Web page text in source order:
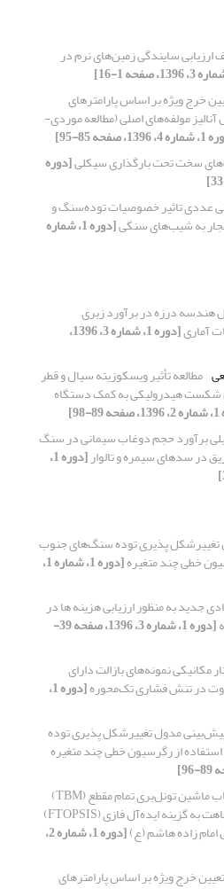
سایندگی زمین‌های نرم در
خرج ویژه بر اساس پارامترهای
مولفه‌های اصلی (مطالعه موردی-
صفحه 85-95]
سخت تحت بارگذاری سیکلی[دوره
عددی تاثیر خصوصیات توده‌سنگ و
به شیب‌های سنگی [دوره 1، شماره
هندسه درزه در برآورد زبری
آماری [دوره 1، شماره 3، 1396،
مطالعه تأثیر ویسکوزیته سیال و قطر
هیدرولیکی به کمک دستگاه
برآورد حجم دوغاب سیمانی در سنگ
در سدهای سیمره و تالوار [دوره 1،
پذیری توده سنگ‌های جنوب
خطی چند متغیره [دوره 1، شماره 1،
جدید به منظور ارزیابی هزینه ها در
[دوره 1، شماره 3، 1396، صفحه 39-
مکانیکی نمونه‌های بازالت دارای
در تنش فشاری تک‌محوره [دوره 1،
مدول تغییرشکل‌ پذیری توده
از رگرسیون خطی چند متغیره
انتخاب ماشین تونل‌بری تمام مقطع (TBM)
مناسب با استفاده از روش شباهت به گزینه ایده‌آل فازی (FTOPSIS)
زاده هاشم (ع) [دوره 1، شماره 2،
خرج ویژه بر اساس پارامترهای